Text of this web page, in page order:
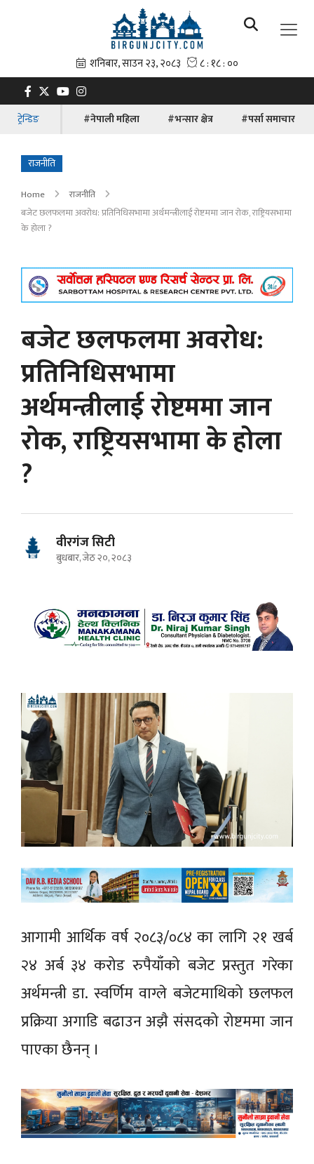
ट्रेन्डिङ #नेपाली महिला #भन्सार क्षेत्र #पर्सा समाचार
राजनीति
Home
राजनीति
बजेट छलफलमा अवरोध: प्रतिनिधिसभामा अर्थमन्त्रीलाई रोष्टममा जान रोक, राष्ट्रियसभामा
के होला ?
बजेट छलफलमा अवरोध:
प्रतिनिधिसभामा
अर्थमन्त्रीलाई रोष्टममा जान
रोक, राष्ट्रियसभामा के होला
?
वीरगंज सिटी
बुधबार, जेठ २०, २०८३
आगामी आर्थिक वर्ष २०८३/०८४ का लागि २१ खर्ब
२४ अर्ब ३४ करोड रुपैयाँको बजेट प्रस्तुत गरेका
अर्थमन्त्री डा. स्वर्णिम वाग्ले बजेटमाथिको छलफल
प्रक्रिया अगाडि बढाउन अझै संसदको रोष्टममा जान
पाएका छैनन् ।